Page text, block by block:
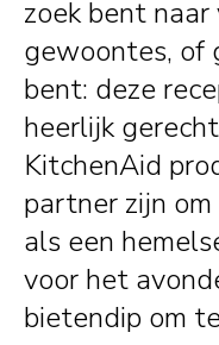
zoek bent
gewoontes, of
bent: deze
heerlijk
KitchenAid
partner zijn
als een
voor het
bietendip om